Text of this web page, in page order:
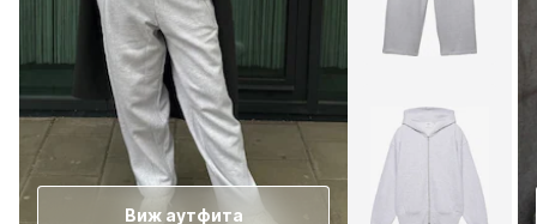
Виж аутфита